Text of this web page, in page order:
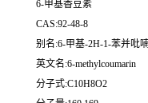
6-甲基香豆素
CAS:92-48-8
别名:6-甲基-2H-1-苯并吡
英文名:6-methylcoumarin
分子式:C10H8O2